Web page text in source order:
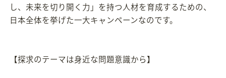
し、未来を切り開く力」を持つ人材を育成するための、
日本全体を挙げた一大キャンペーンなのです。
【探求のテーマは身近な問題意識から】